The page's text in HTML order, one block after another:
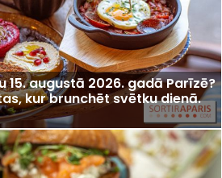
augustā 2026. gadā Parīzē?
kur brunchēt svētku dienā.